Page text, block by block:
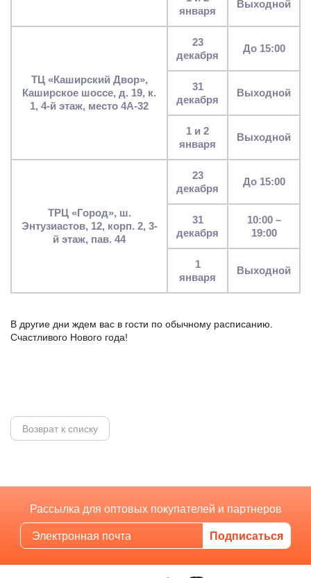
января
выходной
ТЦ «Каширский Двор»,
Каширское шоссе, д. 19, к.
1, 4-й этаж, место 4А-32
23
декабря
до 15:00
31
декабря
выходной
1 и 2
января
выходной
ТРЦ «Город», ш.
Энтузиастов, 12, корп. 2, 3-
й этаж, пав. 44
23
декабря
до 15:00
31
декабря
10:00 –
19:00
1
января
выходной
В другие дни ждем вас в гости по обычному расписанию.
Счастливого Нового года!
Возврат к списку
Рассылка для оптовых покупателей и партнеров